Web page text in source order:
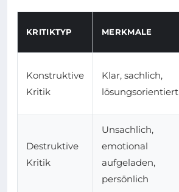
KRITIKTYP MERKMALE
Konstruktive
Kritik
Klar, sachlich,
lösungsorientiert
Destruktive
Kritik
Unsachlich,
emotional
aufgeladen,
persönlich